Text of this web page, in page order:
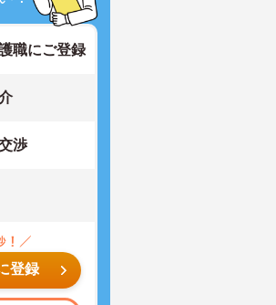
職にご登録
渉
登録